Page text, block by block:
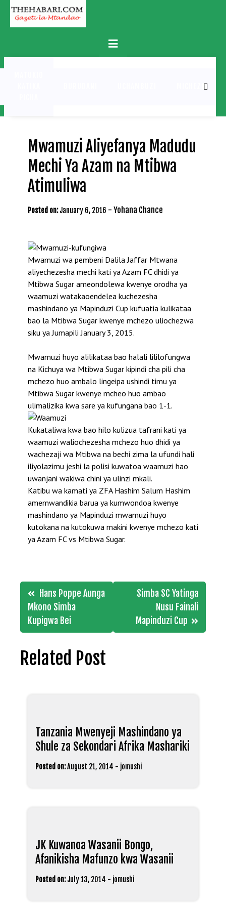
Skip
content
Primary
Menu
MICHEZO
Mwamuzi Aliyefanya Madudu
Mechi Ya Azam na Mtibwa
Atimuliwa
Posted on: January 6, 2016 - Yohana Chance
Mwamuzi wa pembeni Dalila Jaffar Mtwana
aliyechezesha mechi kati ya Azam FC dhidi ya
Mtibwa Sugar ameondolewa kwenye orodha ya
waamuzi watakaoendelea kuchezesha
mashindano ya Mapinduzi Cup kufuatia kulikataa
bao la Mtibwa Sugar kwenye mchezo uliochezwa
siku ya Jumapili January 3, 2015.
Mwamuzi huyo alilikataa bao halali lililofungwa
na Kichuya wa Mtibwa Sugar kipindi cha pili cha
mchezo huo ambalo lingeipa ushindi timu ya
Mtibwa Sugar kwenye mcheo huo ambao
ulimalizika kwa sare ya kufungana bao 1-1.
Kukataliwa kwa bao hilo kulizua tafrani kati ya
waamuzi waliochezesha mchezo huo dhidi ya
wachezaji wa Mtibwa na bechi zima la ufundi hali
iliyolazimu jeshi la polisi kuwatoa waamuzi hao
uwanjani wakiwa chini ya ulinzi mkali.
Katibu wa kamati ya ZFA Hashim Salum Hashim
amemwandikia barua ya kumwondoa kwenye
mashindano ya Mapinduzi mwamuzi huyo
kutokana na kutokuwa makini kwenye mchezo kati
ya Azam FC vs Mtibwa Sugar.
Post
navigation
Hans Poppe Aunga
Mkono Simba
Kupigwa Bei
Simba SC Yatinga
Nusu Fainali
Mapinduzi Cup
Related Post
Tanzania Mwenyeji Mashindano ya
Shule za Sekondari Afrika Mashariki
Posted on:August 21, 2014 - jomushi
JK Kuwanoa Wasanii Bongo,
Afanikisha Mafunzo kwa Wasanii
Posted on: July 13, 2014 - jomushi